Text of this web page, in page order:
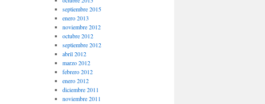
septiembre 2015
enero 2013
noviembre 2012
octubre 2012
septiembre 2012
abril 2012
marzo 2012
febrero 2012
enero 2012
diciembre 2011
noviembre 2011